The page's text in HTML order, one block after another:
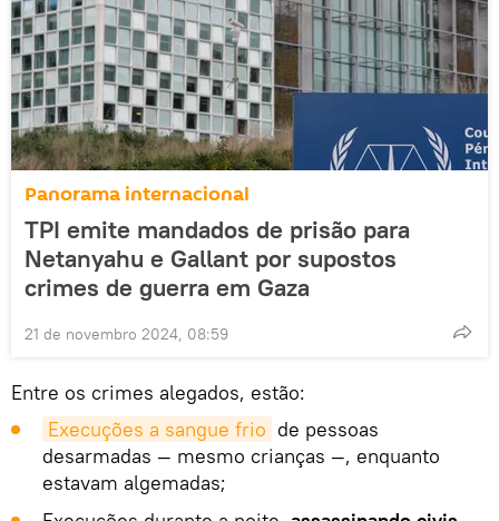
Panorama internacional
TPI emite mandados de prisão para
Netanyahu e Gallant por supostos
crimes de guerra em Gaza
21 de novembro 2024, 08:59
Entre os crimes alegados, estão:
Execuções a sangue frio de pessoas
desarmadas — mesmo crianças —, enquanto
estavam algemadas;